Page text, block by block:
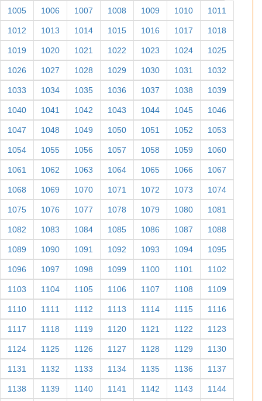
1005 1006 1007 1008 1009 1010 1011
1012 1013 1014 1015 1016 1017 1018
1019 1020 1021 1022 1023 1024 1025
1026 1027 1028 1029 1030 1031 1032
1033 1034 1035 1036 1037 1038 1039
1040 1041 1042 1043 1044 1045 1046
1047 1048 1049 1050 1051 1052 1053
1054 1055 1056 1057 1058 1059 1060
1061 1062 1063 1064 1065 1066 1067
1068 1069 1070 1071 1072 1073 1074
1075 1076 1077 1078 1079 1080 1081
1082 1083 1084 1085 1086 1087 1088
1089 1090 1091 1092 1093 1094 1095
1096 1097 1098 1099 1100 1101 1102
1103 1104 1105 1106 1107 1108 1109
1110 1111 1112 1113 1114 1115 1116
1117 1118 1119 1120 1121 1122 1123
1124 1125 1126 1127 1128 1129 1130
1131 1132 1133 1134 1135 1136 1137
1138 1139 1140 1141 1142 1143 1144